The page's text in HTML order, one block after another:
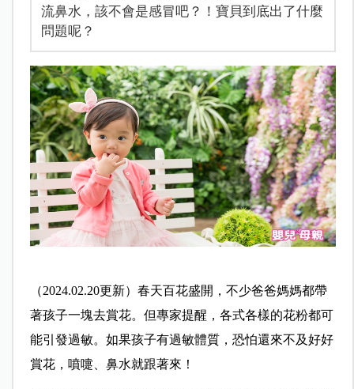
流鼻水，該不會是感冒吧？！寶貝到底出了什麼
問題呢？
（2024.02.20更新）春天百花盛開，不少爸爸媽媽都帶
著孩子一塊去賞花。但專家提醒，各式各樣的花粉都可
能引發過敏。如果孩子有過敏體質，恐怕還來不及好好
賞花，噴嚏、鼻水就跟著來！